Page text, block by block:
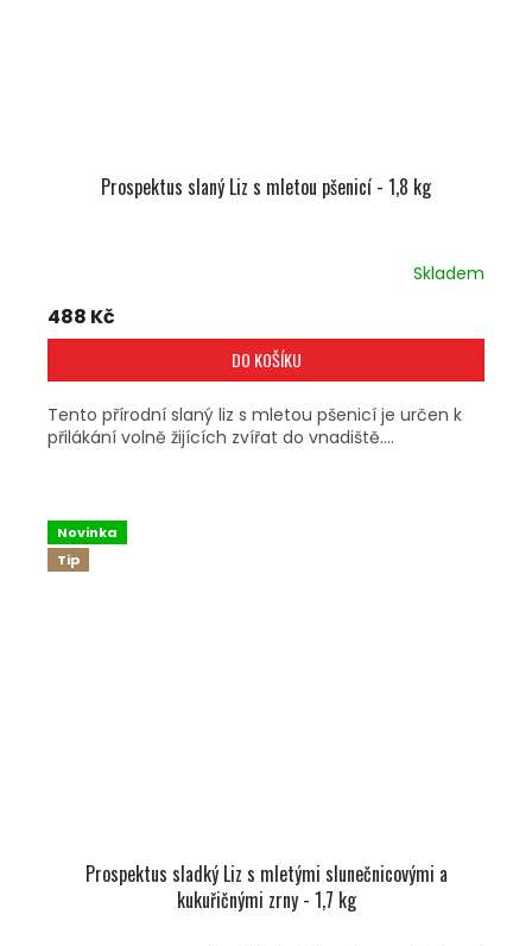
Prospektus slaný Liz s mletou pšenicí - 1,8 kg
Skladem
488 Kč
DO KOŠÍKU
Tento přírodní slaný liz s mletou pšenicí je určen k
přilákání volně žijících zvířat do vnadiště....
Novinka
Tip
Prospektus sladký Liz s mletými slunečnicovými a
kukuřičnými zrny - 1,7 kg